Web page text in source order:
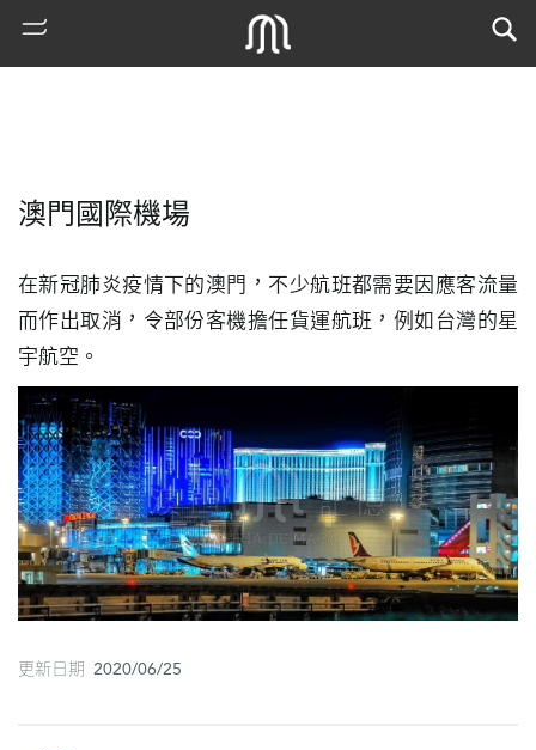
搜
索
古
地
圖
媽
澳門國際機場
在新冠肺炎疫情下的澳門，不少航班都需要因應客流量
而作出取消，令部份客機擔任貨運航班，例如台灣的星
宇航空。
更新日期 2020/06/25